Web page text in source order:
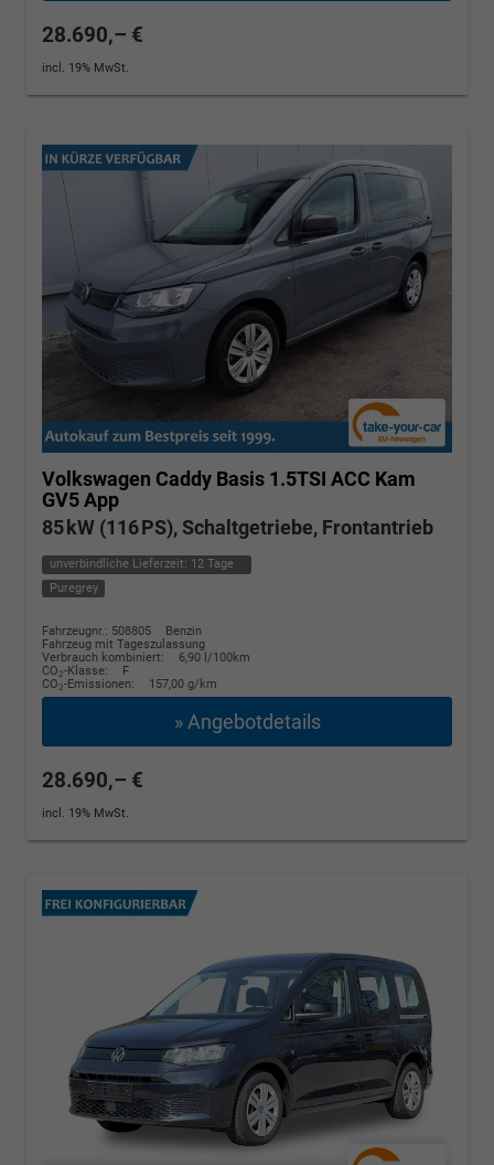
28.690,– €
incl. 19% MwSt.
Volkswagen Caddy Basis 1.5TSI ACC Kam
GV5 App
85 kW (116 PS), Schaltgetriebe, Frontantrieb
unverbindliche Lieferzeit: 12 Tage
Puregrey
Fahrzeugnr.: 508805
Benzin
Fahrzeug mit Tageszulassung
Verbrauch kombiniert:
6,90 l/100km
CO2-Klasse:
F
CO2-Emissionen: 157,00 g/km
» Angebotdetails
28.690,– €
incl. 19% MwSt.